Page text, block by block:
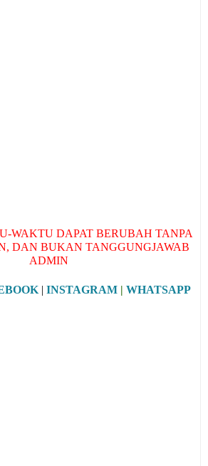
WAKTU DAPAT BERUBAH TANPA
DAN BUKAN TANGGUNGJAWAB
ADMIN
| INSTAGRAM| WHATSAPP